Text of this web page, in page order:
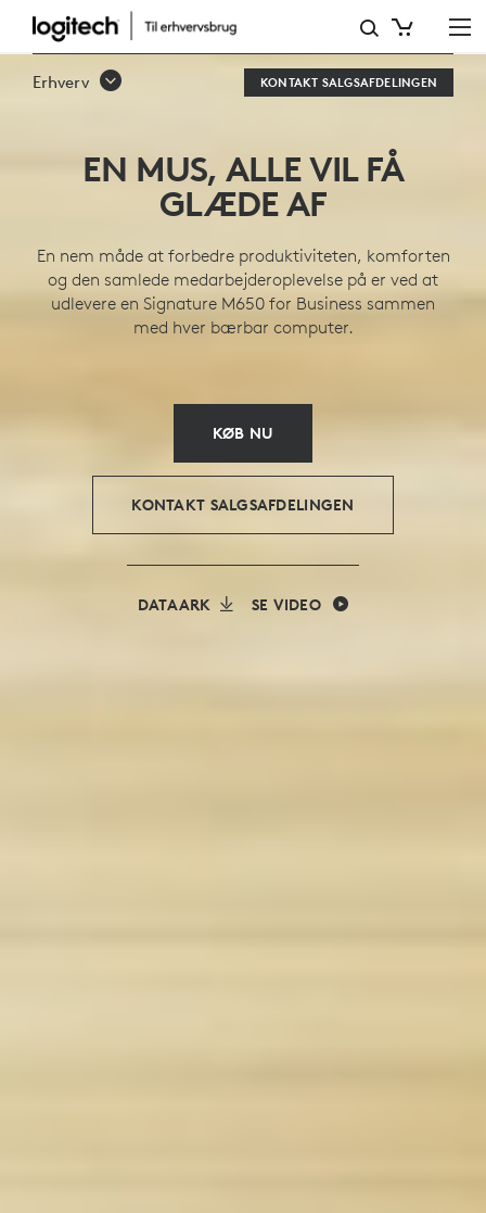
SERIE
AF
SIGNATURE
M650-
Erhverv KONTAKT SALGSAFDELINGEN
EN MUS, ALLE VIL FÅ
GLÆDE AF
En nem måde at forbedre produktiviteten, komforten
og den samlede medarbejderoplevelse på er ved at
udlevere en Signature M650 for Business sammen
med hver bærbar computer.
KØB NU
KONTAKT SALGSAFDELINGEN
DATAARK SE VIDEO